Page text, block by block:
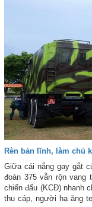
Rèn bản lĩnh, làm chủ
Giữa cái nắng gay gắt
đoàn 375 vẫn rộn vang
chiến đấu (KCĐ) nhanh
thu cáp, người hạ ăng